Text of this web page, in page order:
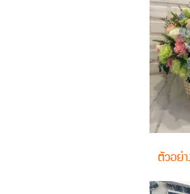
ตัวอย่